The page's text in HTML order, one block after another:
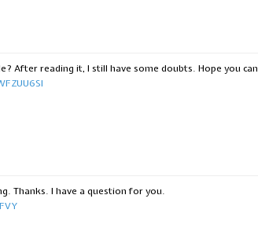
After reading it, I still have some doubts. Hope you can
Thanks. I have a question for you.